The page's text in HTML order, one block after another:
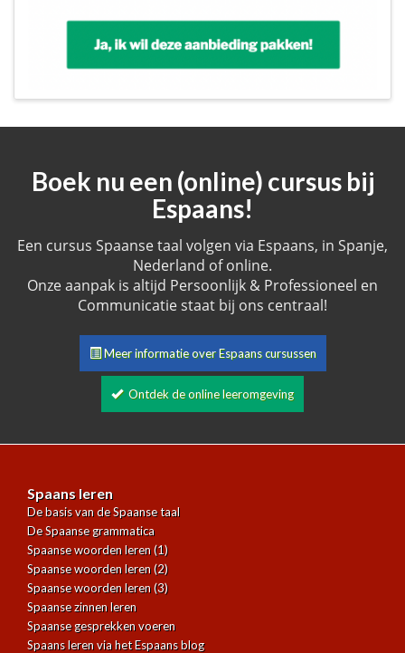
Boek nu een (online) cursus bij
Espaans!
Een cursus Spaanse taal volgen via Espaans, in Spanje,
Nederland of online.
Onze aanpak is altijd Persoonlijk & Professioneel en
Communicatie staat bij ons centraal!
Meer informatie over Espaans cursussen
Ontdek de online leeromgeving
Spaans leren
De basis van de Spaanse taal
De Spaanse grammatica
Spaanse woorden leren (1)
Spaanse woorden leren (2)
Spaanse woorden leren (3)
Spaanse zinnen leren
Spaanse gesprekken voeren
Spaans leren via het Espaans blog